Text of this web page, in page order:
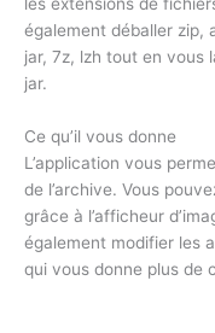
les extensions de
également déballer zip,
jar, 7z, lzh tout en vous
jar.
Ce qu’il vous donne
L’application vous
de l’archive. Vous
grâce à l’afficheur
également modifier les
qui vous donne plus de